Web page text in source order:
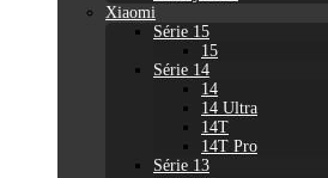
Xiaomi
Série 15
15
Série 14
14
14 Ultra
14T
14T Pro
Série 13